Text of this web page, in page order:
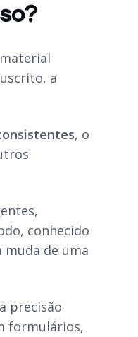
a
, o
conhecido
muda de uma
precisão
formulários,